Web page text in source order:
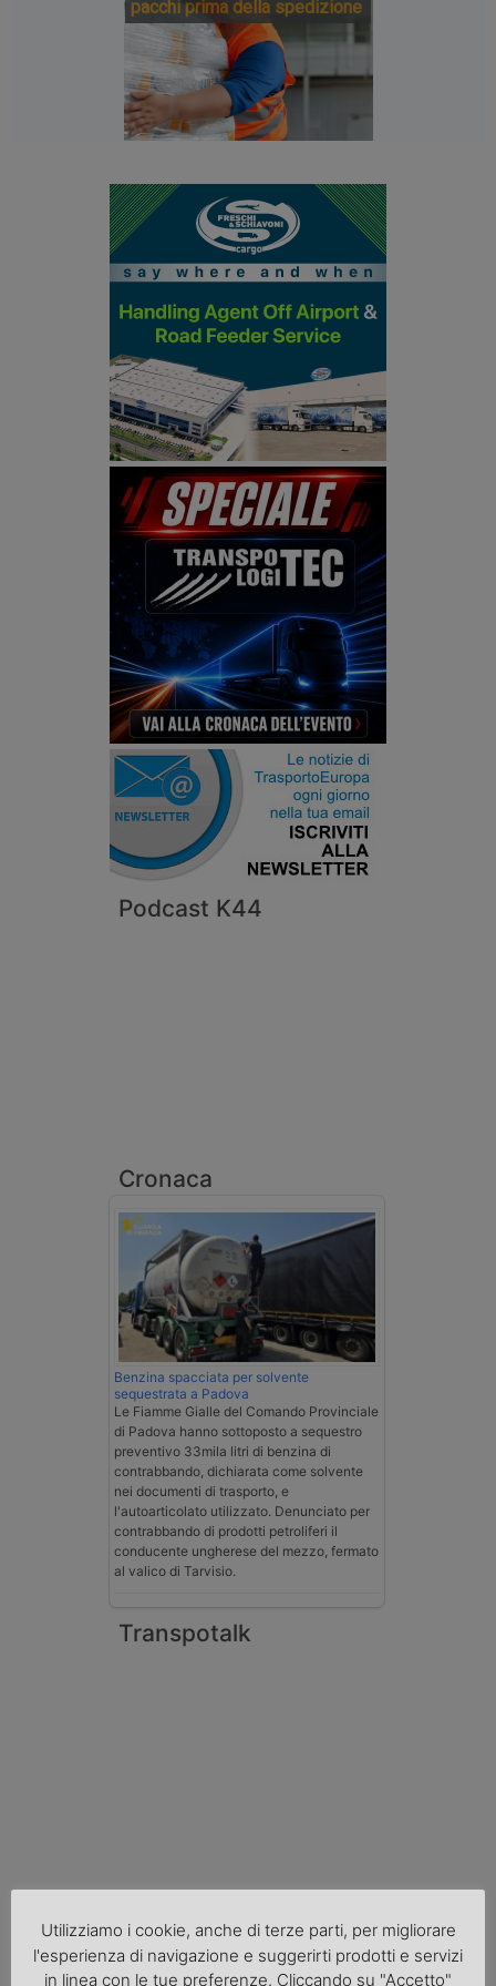
Podcast K44
Cronaca
Benzina spacciata per solvente
sequestrata a Padova
Le Fiamme Gialle del Comando Provinciale
di Padova hanno sottoposto a sequestro
preventivo 33mila litri di benzina di
contrabbando, dichiarata come solvente
nei documenti di trasporto, e
l'autoarticolato utilizzato. Denunciato per
contrabbando di prodotti petroliferi il
conducente ungherese del mezzo, fermato
al valico di Tarvisio.
Transpotalk
La riforma del Codice della Strada punta
sull’autotrasporto
pacchi prima della spedizione
Utilizziamo i cookie, anche di terze parti, per migliorare
l'esperienza di navigazione e suggerirti prodotti e servizi
in linea con le tue preferenze. Cliccando su "Accetto"